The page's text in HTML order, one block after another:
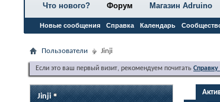
Что нового? Форум
Новые сообщения Справка Календарь
Магазин Adruino
Пользователи Jinji
Если это ваш первый визит, рекомендуем почитать Справку
Jinji